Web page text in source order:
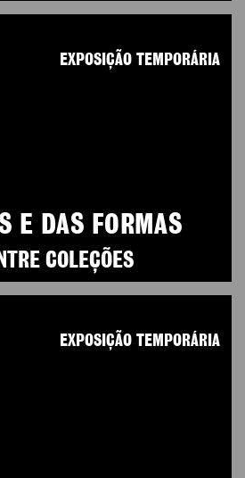
E DAS FORMAS
COLEÇÕES
EXPOSIÇÃO TEMPORÁRIA
EXPOSIÇÃO TEMPORÁRIA